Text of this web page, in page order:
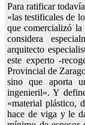
Para ratificar
«las testificales de
que comercializó la
considera
arquitecto
este experto -
Provincial de
sino que aporta
ingenieril». Y
«material plástico,
hace de viga y le